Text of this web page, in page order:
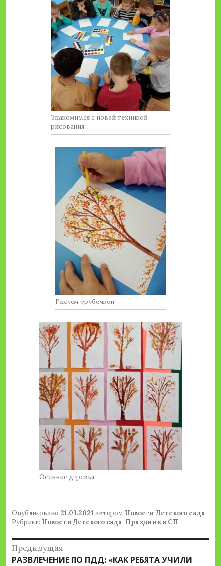
Знакомимся с новой техникой
рисования
Рисуем трубочкой
Осенние деревья
Опубликовано 21.09.2021 автором Новости Детского сада
Рубрики: Новости Детского сада, Праздник в СП
Навигация
Предыдущая
Предыдущая
РАЗВЛЕЧЕНИЕ ПО ПДД: «КАК РЕБЯТА УЧИЛИ